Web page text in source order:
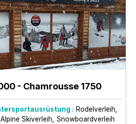
- Chamrousse 1750
: Rodelverleih
Alpine Skiverleih
Snowboardverleih